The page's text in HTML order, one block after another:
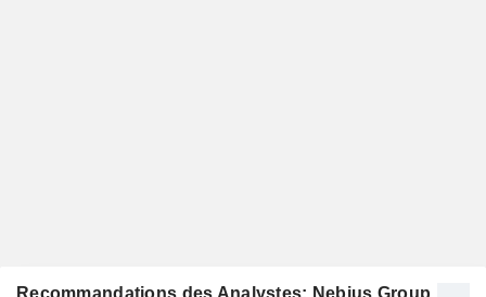
Recommandations des Analystes: Nebius Group